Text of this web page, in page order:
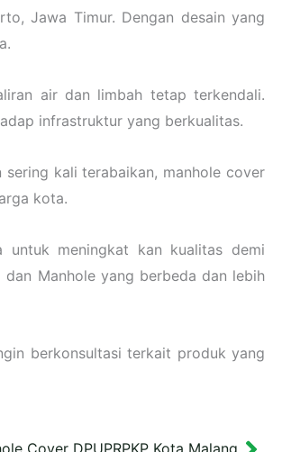
Jawa Timur. Dengan desain yang
air dan limbah tetap terkendali.
infrastruktur yang berkualitas.
kali terabaikan, manhole cover
kota.
untuk meningkat kan kualitas demi
Manhole yang berbeda dan lebih
berkonsultasi terkait produk yang